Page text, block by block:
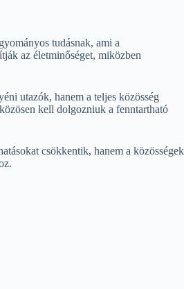
tudásnak, ami a
az életminőséget, miközben
utazók, hanem a teljes közösség
kell dolgozniuk a fenntartható
csökkentik, hanem a közösségek